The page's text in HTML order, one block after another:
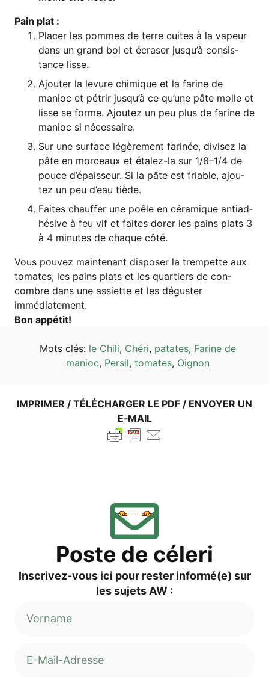
Pain plat :
Pla­cer les pom­mes de terre cui­tes à la vapeur
dans un grand bol et écra­ser jus­qu’à con­sis­
tance lisse.
Ajou­ter la levu­re chi­mi­que et la fari­ne de
manioc et pétrir jus­qu’à ce qu’u­ne pâte mol­le et
lis­se se for­me. Ajou­tez un peu plus de fari­ne de
manioc si nécessaire.
Sur une sur­face légè­re­ment fari­née, divi­sez la
pâte en morceaux et éta­lez-la sur 1/8–1/4 de
pouce d’é­pais­seur. Si la pâte est fria­ble, ajou­
tez un peu d’eau tiède.
Fai­tes chauf­fer une poê­le en céra­mi­que antiad­
hé­si­ve à feu vif et fai­tes dorer les pains plats 3
à 4 minu­tes de chaque côté.
Vous pou­vez main­ten­ant dis­po­ser la trem­pet­te aux
toma­tes, les pains plats et les quar­tiers de con­
combre dans une assi­et­te et les dégus­ter
immédiatement.
Bon appé­tit!
Mots clés: le Chi­li, Ché­ri, pata­tes, Fari­ne de
manioc, Per­sil, toma­tes, Oignon
IMPRI­MER / TÉLÉ­CHAR­GER LE PDF / ENVOY­ER UN
E‑MAIL
Pos­te de céleri
Inscri­vez-vous ici pour res­ter informé(e) sur
les sujets AW :